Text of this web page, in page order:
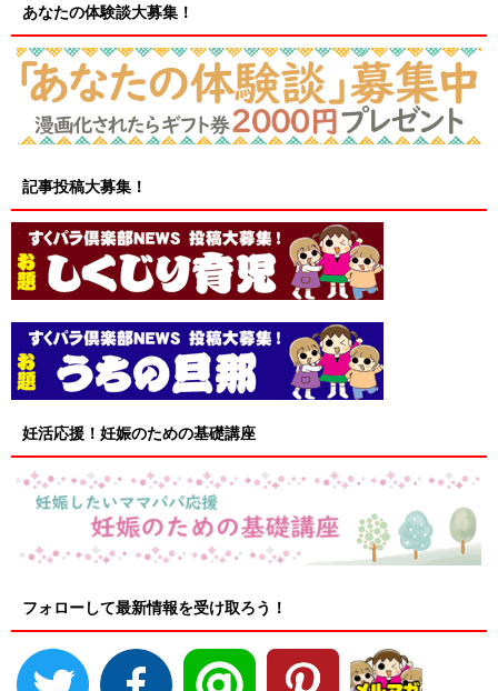
あなたの体験談大募集！
記事投稿大募集！
妊活応援！妊娠のための基礎講座
フォローして最新情報を受け取ろう！